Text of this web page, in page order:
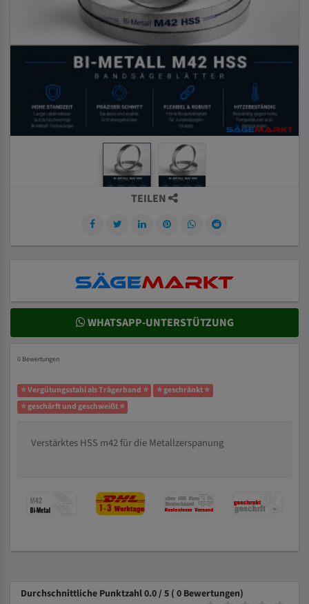
TEILEN
WHATSAPP-UNTERSTÜTZUNG
0 Bewertungen
⭐ Vergütungsstahl als Trägerband ⭐
⭐ geschränkt ⭐
⭐ geschärft und geschweißt ⭐
Verstärktes HSS m42 für die Metallzerspanung
Durchschnittliche Punktzahl 0.0 / 5 ( 0 Bewertungen)